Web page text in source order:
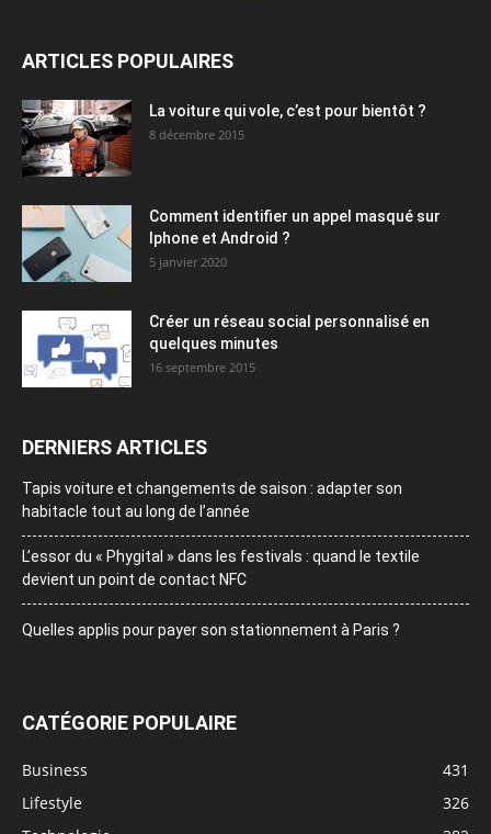
ARTICLES POPULAIRES
La voiture qui vole, c’est pour bientôt ?
8 décembre 2015
Comment identifier un appel masqué sur
Iphone et Android ?
5 janvier 2020
Créer un réseau social personnalisé en
quelques minutes
16 septembre 2015
DERNIERS ARTICLES
Tapis voiture et changements de saison : adapter son
habitacle tout au long de l’année
L’essor du « Phygital » dans les festivals : quand le textile
devient un point de contact NFC
Quelles applis pour payer son stationnement à Paris ?
CATÉGORIE POPULAIRE
Business
431
Lifestyle
326